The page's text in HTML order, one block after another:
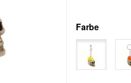
Farbe